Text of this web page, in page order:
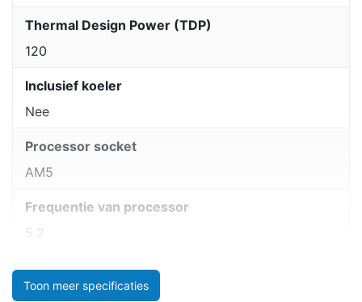
Thermal Design Power (TDP)
120
Inclusief koeler
Nee
Processor socket
AM5
Frequentie van processor
5.2
Toon meer specificaties